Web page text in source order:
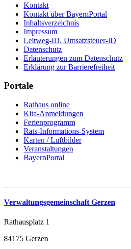
Kontakt
Kontakt über BayernPortal
Inhaltsverzeichnis
Impressum
Leitweg-ID, Umsatzsteuer-ID
Datenschutz
Erläuterungen zum Datenschutz
Erklärung zur Barrierefreiheit
Portale
Rathaus online
Kita-Anmeldungen
Ferienprogramm
Rats-Informations-System
Karten / Luftbilder
Veranstaltungen
BayernPortal
Verwaltungsgemeinschaft Gerzen
Rathausplatz 1
84175 Gerzen